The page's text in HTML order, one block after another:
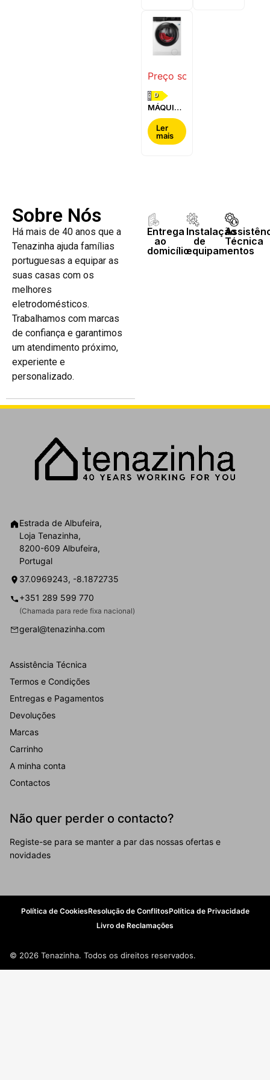
Preço sob consulta
D
MÁQUINA
DE LAVAR
E SECAR
ROUPA
AEG -
Ler
mais
Sobre Nós
Há mais de 40 anos que a
Tenazinha ajuda famílias
portuguesas a equipar as
suas casas com os
melhores
eletrodomésticos.
Trabalhamos com marcas
de confiança e garantimos
um atendimento próximo,
experiente e
personalizado.
Entrega
ao
domicílio
Instalação
de
equipamentos
Técnica
Estrada de Albufeira,
Loja Tenazinha,
8200-609 Albufeira,
Portugal
37.0969243, -8.1872735
+351 289 599 770
(Chamada para rede fixa nacional)
geral@tenazinha.com
Assistência Técnica
Termos e Condições
Entregas e Pagamentos
Devoluções
Marcas
Carrinho
A minha conta
Contactos
Não quer perder o contacto?
Registe-se para se manter a par das nossas ofertas e
novidades
Política de CookiesResolução de ConflitosPolítica de Privacidade
Livro de Reclamações
© 2026 Tenazinha. Todos os direitos reservados.